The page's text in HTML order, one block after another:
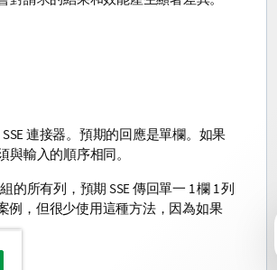
連接器。預期的回應是單欄。如果
輸入的順序相同。
的所有列，預期 SSE 傳回單一 1 欄 1 列
例，但很少使用這種方法，因為如果